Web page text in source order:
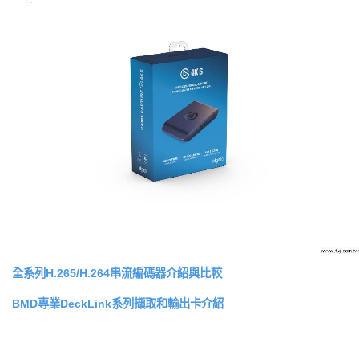
全系列H.265/H.264串流編碼器介紹與比較
BMD專業DeckLink系列擷取和輸出卡介紹